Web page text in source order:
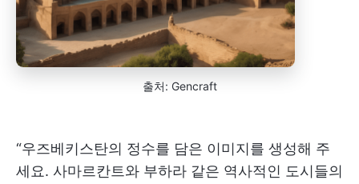
출처: Gencraft
“우즈베키스탄의 정수를 담은 이미지를 생성해 주
세요. 사마르칸트와 부하라 같은 역사적인 도시들의